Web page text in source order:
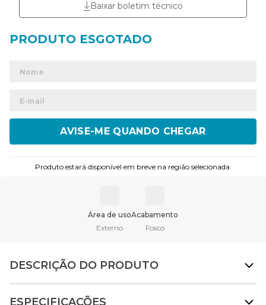
Baixar boletim técnico
ENVIAR
Produto estará disponível em breve na região selecionada.
Área de uso
Externo
Acabamento
Fosco
DESCRIÇÃO DO PRODUTO
ESPECIFICAÇÕES